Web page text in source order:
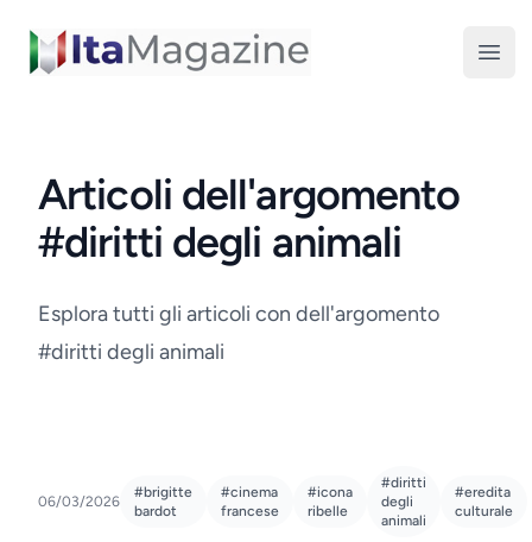
ItaMagazine
Articoli dell'argomento
#diritti degli animali
Esplora tutti gli articoli con dell'argomento
#diritti degli animali
06/03/2026
#brigitte
bardot
#cinema
francese
#icona
ribelle
#diritti
degli
animali
#eredita
culturale